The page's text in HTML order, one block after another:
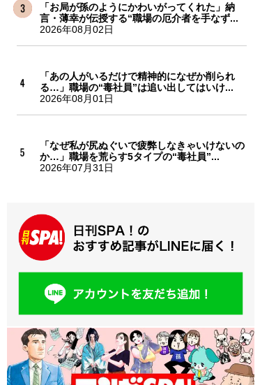
「お局が孫のようにかわいがってくれた」納
言・薄幸が伝授する“職場の厄介者を手なず...
2026年08月02日
「あの人がいるだけで精神的になぜか削られ
る…」職場の“毒社員”は追い出してはいけ...
2026年08月01日
「なぜ私が尻ぬぐいで疲弊しなきゃいけないの
か…」職場を荒らす5タイプの“毒社員”...
2026年07月31日